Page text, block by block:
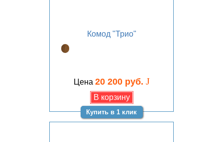
Комод "Трио"
Цена 20 200 руб. J
Купить в 1 клик